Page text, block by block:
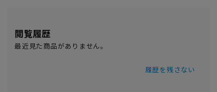
閲覧履歴
最近見た商品がありません。
履歴を残さない